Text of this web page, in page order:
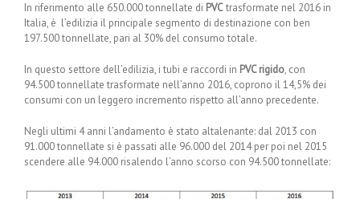
In riferimento alle 650.000 tonnellate di PVCtrasformate nel 2016 in
Italia, è l’edilizia il principale segmento di destinazione con ben
197.500 tonnellate, pari al 30% del consumo totale.
In questo settore dell’edilizia, i tubi e raccordi in PVC rigido, con
94.500 tonnellate trasformate nell’anno 2016, coprono il 14,5% dei
consumi con un leggero incremento rispetto all’anno precedente.
Negli ultimi 4 anni l’andamento è stato altalenante: dal 2013 con
91.000 tonnellate si è passati alle 96.000 del 2014 per poi nel 2015
scendere alle 94.000 risalendo l’anno scorso con 94.500 tonnellate: